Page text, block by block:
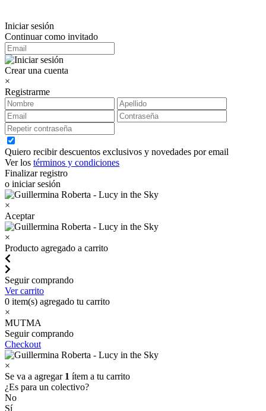
Iniciar sesión
Continuar como invitado
Crear una cuenta
×
Registrarme
Quiero recibir descuentos exclusivos y novedades por email
Ver los términos y condiciones
Finalizar registro
o iniciar sesión
×
Aceptar
×
Producto agregado a carrito
Seguir comprando
Ver carrito
0 item(s) agregado tu carrito
×
MUTMA
Seguir comprando
Checkout
×
Se va a agregar 1 ítem a tu carrito
¿Es para un colectivo?
No
Sí